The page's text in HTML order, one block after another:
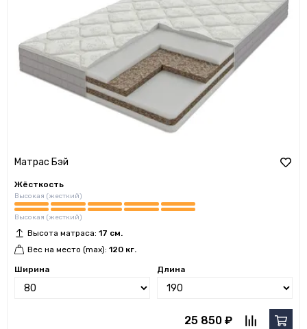
Матрас Бэй
Жёсткость
Высокая (жесткий)
Высокая (жесткий)
Высота матраса: 17 см.
Вес на место (max): 120 кг.
Ширина Длина
25 850 ₽